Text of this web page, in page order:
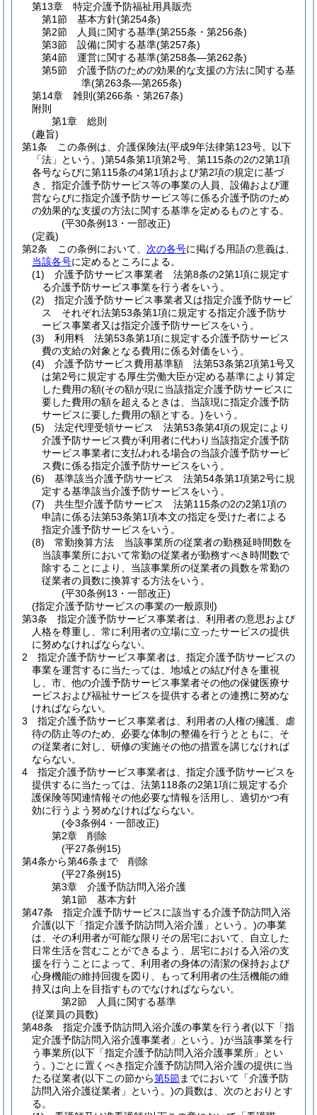
第13章
特定介護予防福祉用具販売
第1節
基本方針(第254条)
第2節
人員に関する基準(第255条・第256条)
第3節
設備に関する基準(第257条)
第4節
運営に関する基準(第258条―第262条)
第5節
介護予防のための効果的な支援の方法に関する基
準(第263条―第265条)
第14章
雑則 (第266条・第267条)
附則
第1章
総則
(趣旨)
第1条
この条例は、介護保険法(平成9年法律第123号。以下
「法」という。)第54条第1項第2号、第115条の2の2第1項
各号ならびに第115条の4第1項および第2項の規定に基づ
き、指定介護予防サービス等の事業の人員、設備および運
営ならびに指定介護予防サービス等に係る介護予防のため
の効果的な支援の方法に関する基準を定めるものとする。
(平30条例13・一部改正)
(定義)
第2条
この条例において、 次の各号に掲げる用語の意義は、
当該各号に定めるところによる。
(1)
介護予防サービス事業者 法第8条の2第1項に規定す
る介護予防サービス事業を行う者をいう。
(2)
指定介護予防サービス事業者又は指定介護予防サービ
ス それぞれ法第53条第1項に規定する指定介護予防サ
ービス事業者又は指定介護予防サービスをいう。
(3)
利用料 法第53条第1項に規定する介護予防サービス
費の支給の対象となる費用に係る対価をいう。
(4)
介護予防サービス費用基準額 法第53条第2項第1号又
は第2号に規定する厚生労働大臣が定める基準により算定
した費用の額(その額が現に当該指定介護予防サービスに
要した費用の額を超えるときは、当該現に指定介護予防
サービスに要した費用の額とする。)をいう。
(5)
法定代理受領サービス 法第53条第4項の規定により
介護予防サービス費が利用者に代わり当該指定介護予防
サービス事業者に支払われる場合の当該介護予防サービ
ス費に係る指定介護予防サービスをいう。
(6)
基準該当介護予防サービス 法第54条第1項第2号に規
定する基準該当介護予防サービスをいう。
(7)
共生型介護予防サービス 法第115条の2の2第1項の
申請に係る法第53条第1項本文の指定を受けた者による
指定介護予防サービスをいう。
(8)
常勤換算方法 当該事業所の従業者の勤務延時間数を
当該事業所において常勤の従業者が勤務すべき時間数で
除することにより、当該事業所の従業者の員数を常勤の
従業者の員数に換算する方法をいう。
(平30条例13・一部改正)
(指定介護予防サービスの事業の一般原則)
第3条
指定介護予防サービス事業者は、利用者の意思および
人格を尊重し、常に利用者の立場に立ったサービスの提供
に努めなければならない。
2
指定介護予防サービス事業者は、指定介護予防サービスの
事業を運営するに当たっては、地域との結び付きを重視
し、市、他の介護予防サービス事業者その他の保健医療サ
ービスおよび福祉サービスを提供する者との連携に努めな
ければならない。
3
指定介護予防サービス事業者は、利用者の人権の擁護、虐
待の防止等のため、必要な体制の整備を行うとともに、そ
の従業者に対し、研修の実施その他の措置を講じなければ
ならない。
4
指定介護予防サービス事業者は、指定介護予防サービスを
提供するに当たっては、法第118条の2第1項に規定する介
護保険等関連情報その他必要な情報を活用し、適切かつ有
効に行うよう努めなければならない。
(令3条例4・一部改正)
第2章
削除
(平27条例15)
第4条から第46条まで
削除
(平27条例15)
第3章
介護予防訪問入浴介護
第1節
基本方針
第47条
指定介護予防サービスに該当する介護予防訪問入浴
介護(以下「指定介護予防訪問入浴介護」という。)の事業
は、その利用者が可能な限りその居宅において、自立した
日常生活を営むことができるよう、居宅における入浴の支
援を行うことによって、利用者の身体の清潔の保持および
心身機能の維持回復を図り、もって利用者の生活機能の維
持又は向上を目指すものでなければならない。
第2節
人員に関する基準
(従業員の員数)
第48条
指定介護予防訪問入浴介護の事業を行う者(以下「指
定介護予防訪問入浴介護事業者」という。)が当該事業を行
う事業所(以下「指定介護予防訪問入浴介護事業所」とい
う。)ごとに置くべき指定介護予防訪問入浴介護の提供に当
たる従業者(以下この節から第5節までにおいて「介護予防
訪問入浴介護従業者」という。)の員数は、次のとおりとす
る。